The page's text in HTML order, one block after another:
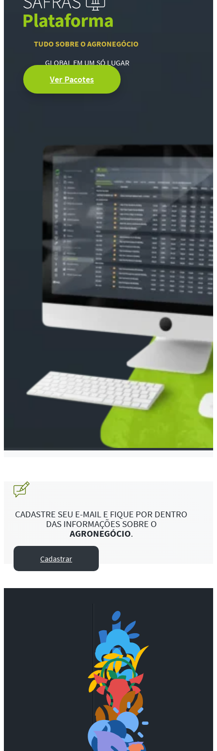
TUDO SOBRE O AGRONEGÓCIO
GLOBAL EM UM SÓ LUGAR
Ver Pacotes
CADASTRE SEU E-MAIL E FIQUE POR DENTRO
DAS INFORMAÇÕES SOBRE O
AGRONEGÓCIO.
Cadastrar